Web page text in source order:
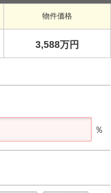
物件価格
3,588万円
％